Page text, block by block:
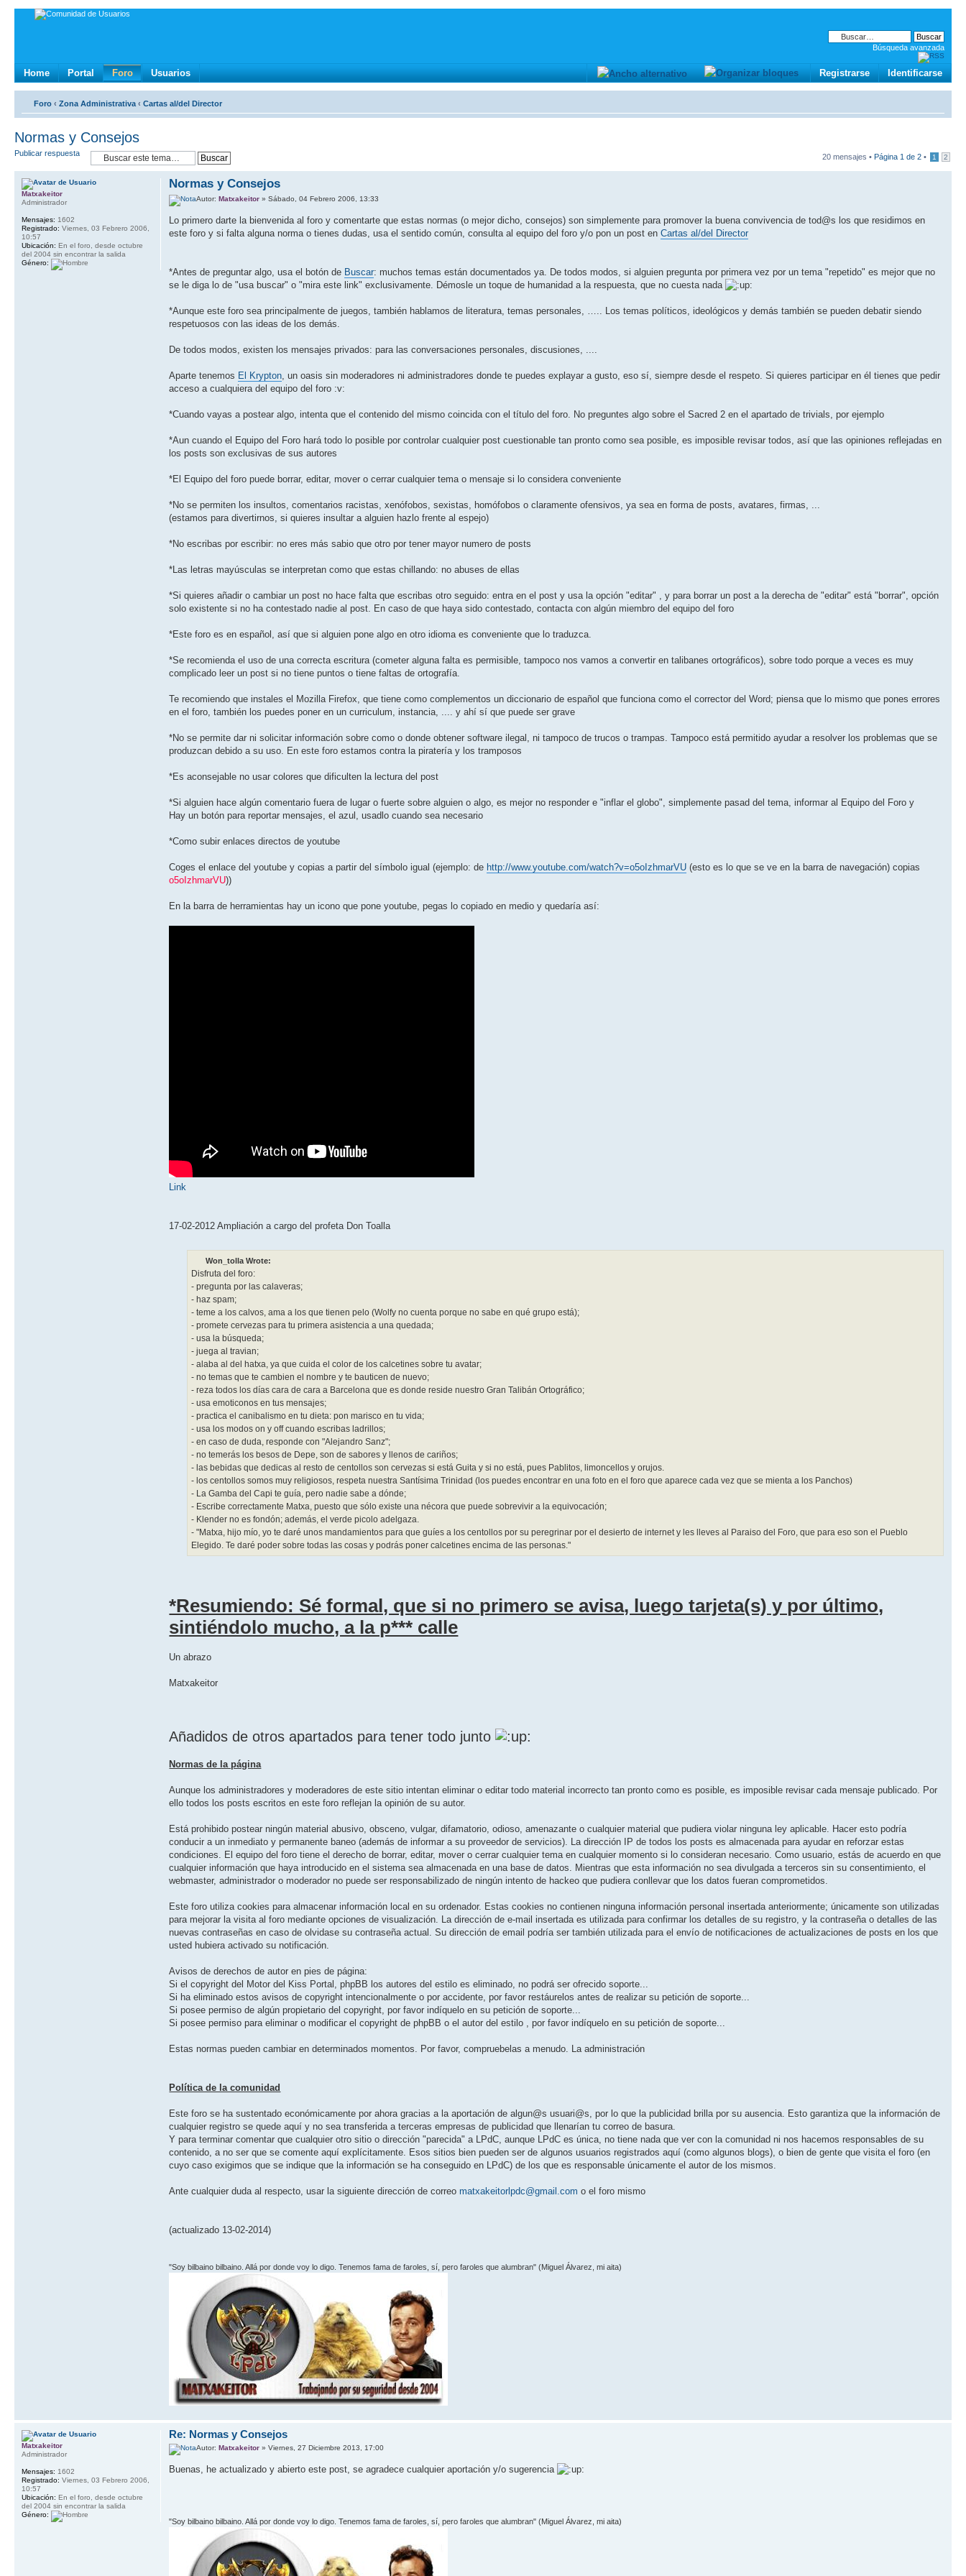
Búsqueda avanzada
Home Portal Foro Usuarios Identificarse
Registrarse
Foro ‹ Zona Administrativa ‹ Cartas al/del Director
Normas y Consejos
Publicar respuesta 20 mensajes • Página 1 de 2 • 1 2
Normas y Consejos
Autor:Matxakeitor » Sábado, 04 Febrero 2006, 13:33
Lo primero darte la bienvenida al foro y comentarte que estas normas (o mejor dicho, consejos) son simplemente para promover la buena convivencia de tod@s los que residimos en
este foro y si falta alguna norma o tienes dudas, usa el sentido común, consulta al equipo del foro y/o pon un post enCartas al/del Director
*Antes de preguntar algo, usa el botón de Buscar: muchos temas están documentados ya. De todos modos, si alguien pregunta por primera vez por un tema "repetido" es mejor que no
se le diga lo de "usa buscar" o "mira este link" exclusivamente. Démosle un toque de humanidad a la respuesta, que no cuesta nada
*Aunque este foro sea principalmente de juegos, también hablamos de literatura, temas personales, ….. Los temas políticos, ideológicos y demás también se pueden debatir siendo
respetuosos con las ideas de los demás.
De todos modos, existen los mensajes privados: para las conversaciones personales, discusiones, ....
Aparte tenemos El Krypton, un oasis sin moderadores ni administradores donde te puedes explayar a gusto, eso sí, siempre desde el respeto. Si quieres participar en él tienes que pedir
acceso a cualquiera del equipo del foro :v:
*Cuando vayas a postear algo, intenta que el contenido del mismo coincida con el título del foro. No preguntes algo sobre el Sacred 2 en el apartado de trivials, por ejemplo
*Aun cuando el Equipo del Foro hará todo lo posible por controlar cualquier post cuestionable tan pronto como sea posible, es imposible revisar todos, así que las opiniones reflejadas en
los posts son exclusivas de sus autores
*El Equipo del foro puede borrar, editar, mover o cerrar cualquier tema o mensaje si lo considera conveniente
*No se permiten los insultos, comentarios racistas, xenófobos, sexistas, homófobos o claramente ofensivos, ya sea en forma de posts, avatares, firmas, ...
(estamos para divertirnos, si quieres insultar a alguien hazlo frente al espejo)
*No escribas por escribir: no eres más sabio que otro por tener mayor numero de posts
*Las letras mayúsculas se interpretan como que estas chillando: no abuses de ellas
*Si quieres añadir o cambiar un post no hace falta que escribas otro seguido: entra en el post y usa la opción "editar" , y para borrar un post a la derecha de "editar" está "borrar", opción
solo existente si no ha contestado nadie al post. En caso de que haya sido contestado, contacta con algún miembro del equipo del foro
*Este foro es en español, así que si alguien pone algo en otro idioma es conveniente que lo traduzca.
*Se recomienda el uso de una correcta escritura (cometer alguna falta es permisible, tampoco nos vamos a convertir en talibanes ortográficos), sobre todo porque a veces es muy
complicado leer un post si no tiene puntos o tiene faltas de ortografía.
Te recomiendo que instales el Mozilla Firefox, que tiene como complementos un diccionario de español que funciona como el corrector del Word; piensa que lo mismo que pones errores
en el foro, también los puedes poner en un curriculum, instancia, .... y ahí sí que puede ser grave
*No se permite dar ni solicitar información sobre como o donde obtener software ilegal, ni tampoco de trucos o trampas. Tampoco está permitido ayudar a resolver los problemas que se
produzcan debido a su uso. En este foro estamos contra la piratería y los tramposos
*Es aconsejable no usar colores que dificulten la lectura del post
*Si alguien hace algún comentario fuera de lugar o fuerte sobre alguien o algo, es mejor no responder e "inflar el globo", simplemente pasad del tema, informar al Equipo del Foro y
Hay un botón para reportar mensajes, el azul, usadlo cuando sea necesario
*Como subir enlaces directos de youtube
Coges el enlace del youtube y copias a partir del símbolo igual (ejemplo: de http://www.youtube.com/watch?v=o5oIzhmarVU (esto es lo que se ve en la barra de navegación) copias
o5oIzhmarVU))
En la barra de herramientas hay un icono que pone youtube, pegas lo copiado en medio y quedaría así:
Link
17-02-2012 Ampliación a cargo del profeta Don Toalla
Won_tolla Wrote:
Disfruta del foro:
- pregunta por las calaveras;
- haz spam;
- teme a los calvos, ama a los que tienen pelo (Wolfy no cuenta porque no sabe en qué grupo está);
- promete cervezas para tu primera asistencia a una quedada;
- usa la búsqueda;
- juega al travian;
- alaba al del hatxa, ya que cuida el color de los calcetines sobre tu avatar;
- no temas que te cambien el nombre y te bauticen de nuevo;
- reza todos los días cara de cara a Barcelona que es donde reside nuestro Gran Talibán Ortográfico;
- usa emoticonos en tus mensajes;
- practica el canibalismo en tu dieta: pon marisco en tu vida;
- usa los modos on y off cuando escribas ladrillos;
- en caso de duda, responde con "Alejandro Sanz";
- no temerás los besos de Depe, son de sabores y llenos de cariños;
- las bebidas que dedicas al resto de centollos son cervezas si está Guita y si no está, pues Pablitos, limoncellos y orujos.
- los centollos somos muy religiosos, respeta nuestra Santísima Trinidad (los puedes encontrar en una foto en el foro que aparece cada vez que se mienta a los Panchos)
- La Gamba del Capi te guía, pero nadie sabe a dónde;
- Escribe correctamente Matxa, puesto que sólo existe una nécora que puede sobrevivir a la equivocación;
- Klender no es fondón; además, el verde picolo adelgaza.
- "Matxa, hijo mío, yo te daré unos mandamientos para que guíes a los centollos por su peregrinar por el desierto de internet y les lleves al Paraiso del Foro, que para eso son el Pueblo
Elegido. Te daré poder sobre todas las cosas y podrás poner calcetines encima de las personas."
*Resumiendo: Sé formal, que si no primero se avisa, luego tarjeta(s) y por último,
sintiéndolo mucho, a la p*** calle
Un abrazo
Matxakeitor
Añadidos de otros apartados para tener todo junto
Normas de la página
Aunque los administradores y moderadores de este sitio intentan eliminar o editar todo material incorrecto tan pronto como es posible, es imposible revisar cada mensaje publicado. Por
ello todos los posts escritos en este foro reflejan la opinión de su autor.
Está prohibido postear ningún material abusivo, obsceno, vulgar, difamatorio, odioso, amenazante o cualquier material que pudiera violar ninguna ley aplicable. Hacer esto podría
conducir a un inmediato y permanente baneo (además de informar a su proveedor de servicios). La dirección IP de todos los posts es almacenada para ayudar en reforzar estas
condiciones. El equipo del foro tiene el derecho de borrar, editar, mover o cerrar cualquier tema en cualquier momento si lo consideran necesario. Como usuario, estás de acuerdo en que
cualquier información que haya introducido en el sistema sea almacenada en una base de datos. Mientras que esta información no sea divulgada a terceros sin su consentimiento, el
webmaster, administrador o moderador no puede ser responsabilizado de ningún intento de hackeo que pudiera conllevar que los datos fueran comprometidos.
Este foro utiliza cookies para almacenar información local en su ordenador. Estas cookies no contienen ninguna información personal insertada anteriormente; únicamente son utilizadas
para mejorar la visita al foro mediante opciones de visualización. La dirección de e-mail insertada es utilizada para confirmar los detalles de su registro, y la contraseña o detalles de las
nuevas contraseñas en caso de olvidase su contraseña actual. Su dirección de email podría ser también utilizada para el envío de notificaciones de actualizaciones de posts en los que
usted hubiera activado su notificación.
Avisos de derechos de autor en pies de página:
Si el copyright del Motor del Kiss Portal, phpBB los autores del estilo es eliminado, no podrá ser ofrecido soporte...
Si ha eliminado estos avisos de copyright intencionalmente o por accidente, por favor restáurelos antes de realizar su petición de soporte...
Si posee permiso de algún propietario del copyright, por favor indíquelo en su petición de soporte...
Si posee permiso para eliminar o modificar el copyright de phpBB o el autor del estilo , por favor indíquelo en su petición de soporte...
Estas normas pueden cambiar en determinados momentos. Por favor, compruebelas a menudo. La administración
Política de la comunidad
Este foro se ha sustentado económicamente por ahora gracias a la aportación de algun@s usuari@s, por lo que la publicidad brilla por su ausencia. Esto garantiza que la información de
cualquier registro se quede aquí y no sea transferida a terceras empresas de publicidad que llenarían tu correo de basura.
Y para terminar comentar que cualquier otro sitio o dirección "parecida" a LPdC, aunque LPdC es única, no tiene nada que ver con la comunidad ni nos hacemos responsables de su
contenido, a no ser que se comente aquí explícitamente. Esos sitios bien pueden ser de algunos usuarios registrados aquí (como algunos blogs), o bien de gente que visita el foro (en
cuyo caso exigimos que se indique que la información se ha conseguido en LPdC) de los que es responsable únicamente el autor de los mismos.
Ante cualquier duda al respecto, usar la siguiente dirección de correomatxakeitorlpdc@gmail.com o el foro mismo
(actualizado 13-02-2014)
"Soy bilbaino bilbaino. Allá por donde voy lo digo. Tenemos fama de faroles, sí­, pero faroles que alumbran" (Miguel Álvarez, mi aita)
Matxakeitor
Administrador
Mensajes: 1602
Registrado: Viernes, 03 Febrero 2006,
10:57
Ubicación: En el foro, desde octubre
del 2004 sin encontrar la salida
Género:
Re: Normas y Consejos
Autor: Matxakeitor » Viernes, 27 Diciembre 2013, 17:00
Buenas, he actualizado y abierto este post, se agradece cualquier aportación y/o sugerencia
"Soy bilbaino bilbaino. Allá por donde voy lo digo. Tenemos fama de faroles, sí­, pero faroles que alumbran" (Miguel Álvarez, mi aita)
Matxakeitor
Administrador
Mensajes: 1602
Registrado: Viernes, 03 Febrero 2006,
10:57
Ubicación: En el foro, desde octubre
del 2004 sin encontrar la salida
Género: